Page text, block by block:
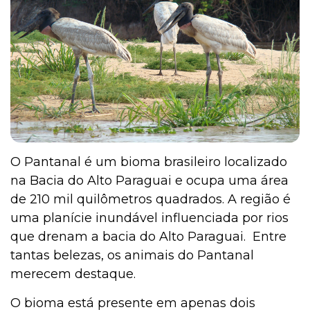
Roedores
O Pantanal é um bioma brasileiro localizado
na Bacia do Alto Paraguai e ocupa uma área
de 210 mil quilômetros quadrados. A região é
uma planície inundável influenciada por rios
que drenam a bacia do Alto Paraguai. Entre
tantas belezas, os animais do Pantanal
merecem destaque.
O bioma está presente em apenas dois